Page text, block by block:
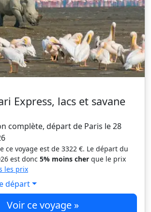
Express, lacs et savane
complète, départ de Paris le 28
ce voyage est de 3322 €. Le départ du
est donc 5% moins cher que le prix
les prix
départ
Voir ce voyage »